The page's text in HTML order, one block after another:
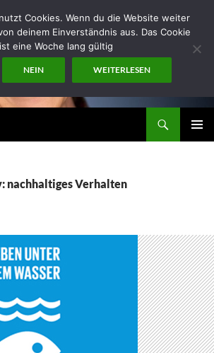
nachhaltiges Verhalten
Cookies. Wenn du die Website weiter
deinem Einverständnis aus. Das Cookie
ist eine Woche lang gültig
NEIN WEITERLESEN